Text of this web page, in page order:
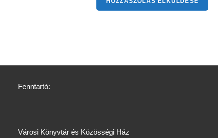
Fenntartó:
Városi Könyvtár és Közösségi Ház